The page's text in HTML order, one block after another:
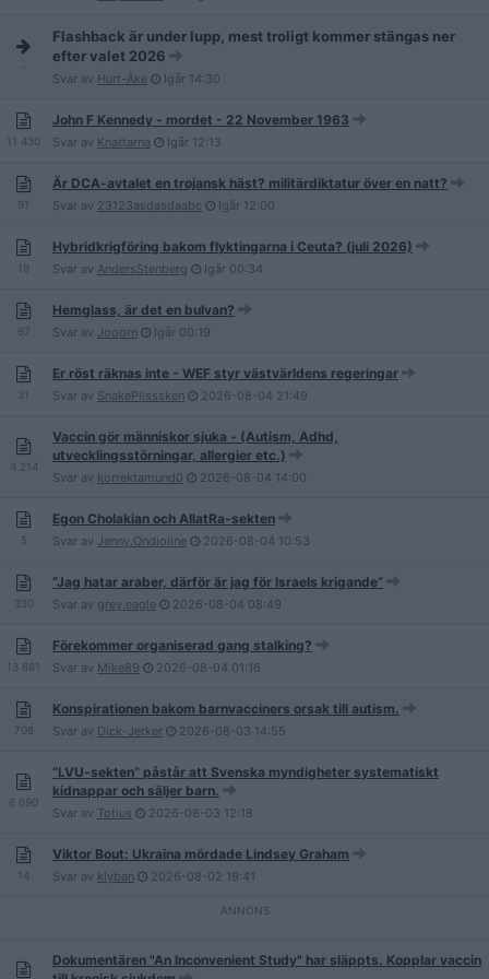
Flashback är under lupp, mest troligt kommer stängas ner
efter valet 2026
Svar av Hurt-Åke Igår 14:30
11 430
John F Kennedy - mordet - 22 November 1963
Svar av Knattarna Igår 12:13
91
Är DCA-avtalet en trojansk häst? militärdiktatur över en natt?
Svar av 23123asdasdaabc Igår 12:00
19
Hybridkrigföring bakom flyktingarna i Ceuta? (juli 2026)
Svar av AndersStenberg Igår 00:34
67
Hemglass, är det en bulvan?
Svar av Jooorn Igår 00:19
31
Er röst räknas inte - WEF styr västvärldens regeringar
Svar av SnakePlisssken 2026-08-04 21:49
4 214
Vaccin gör människor sjuka - (Autism, Adhd,
utvecklingsstörningar, allergier etc.)
Svar av korrektamund0 2026-08-04 14:00
5
Egon Cholakian och AllatRa-sekten
Svar av Jenny.Ondioline 2026-08-04 10:53
330
”Jag hatar araber, därför är jag för Israels krigande”
Svar av grey.eagle 2026-08-04 08:49
13 881
Förekommer organiserad gang stalking?
Svar av Mike89 2026-08-04 01:16
708
Konspirationen bakom barnvacciners orsak till autism.
Svar av Dick-Jerker 2026-08-03 14:55
6 690
”LVU-sekten” påstår att Svenska myndigheter systematiskt
kidnappar och säljer barn.
Svar av Totius 2026-08-03 12:18
14
Viktor Bout: Ukraina mördade Lindsey Graham
Svar av klyban 2026-08-02 19:41
Dokumentären "An Inconvenient Study" har släppts. Kopplar vaccin